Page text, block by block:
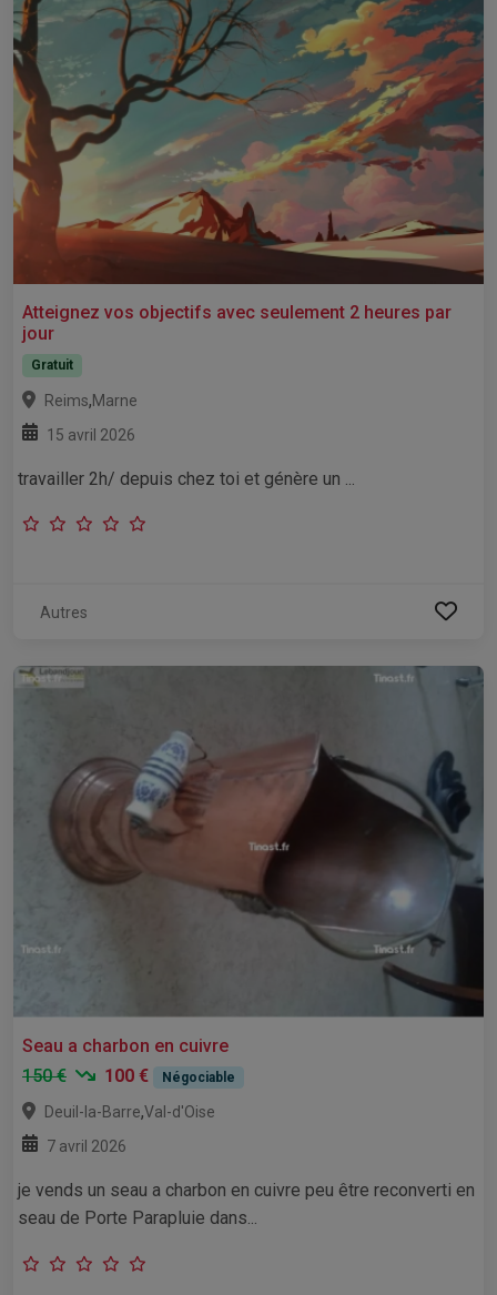
Atteignez vos objectifs avec seulement 2 heures par
jour
Gratuit
Reims,Marne
15 avril 2026
travailler 2h/ depuis chez toi et génère un ...
Autres
Seau a charbon en cuivre
150 €
100 € Négociable
Deuil-la-Barre,Val-d'Oise
7 avril 2026
je vends un seau a charbon en cuivre peu être reconverti en
seau de Porte Parapluie dans...